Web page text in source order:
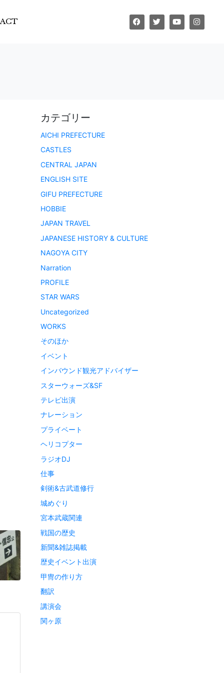
カテゴリー
AICHI PREFECTURE
CASTLES
CENTRAL JAPAN
ENGLISH SITE
GIFU PREFECTURE
HOBBIE
JAPAN TRAVEL
JAPANESE HISTORY & CULTURE
NAGOYA CITY
Narration
PROFILE
STAR WARS
Uncategorized
WORKS
そのほか
イベント
インバウンド観光アドバイザー
スターウォーズ&SF
テレビ出演
ナレーション
プライベート
ヘリコプター
ラジオDJ
仕事
剣術&古武道修行
城めぐり
宮本武蔵関連
戦国の歴史
新聞&雑誌掲載
歴史イベント出演
甲冑の作り方
翻訳
講演会
関ヶ原